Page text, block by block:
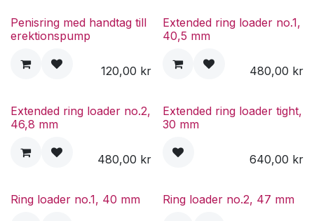
Penisring med handtag till
erektionspump
120,00 kr
Extended ring loader no.1,
40,5 mm
480,00 kr
Extended ring loader no.2,
46,8 mm
480,00 kr
Extended ring loader tight,
30 mm
640,00 kr
Ring loader no.1, 40 mm Ring loader no.2, 47 mm